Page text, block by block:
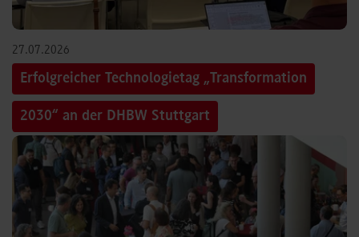
27.07.2026
Erfolgreicher Technologietag „Transformation
2030“ an der DHBW Stuttgart